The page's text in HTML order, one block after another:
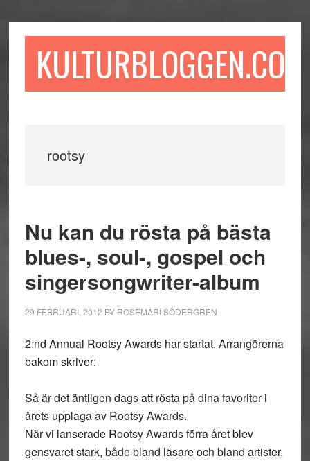
till
till
sidofältet
till
KULTURBLOGGEN.COM
rootsy
Nu kan du rösta på bästa
blues-, soul-, gospel och
singersongwriter-album
29 FEBRUARI, 2012 BY ROSEMARI SÖDERGREN
2:nd Annual Rootsy Awards har startat. Arrangörerna
bakom skriver:
Så är det äntligen dags att rösta på dina favoriter i
årets upplaga av Rootsy Awards.
När vi lanserade Rootsy Awards förra året blev
gensvaret stark, både bland läsare och bland artister,